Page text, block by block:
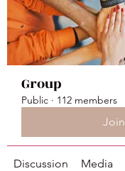
Group
Public · 112 members
Join
Discussion Media